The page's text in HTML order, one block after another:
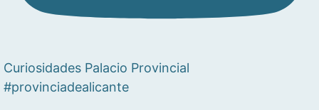
Curiosidades Palacio Provincial
#provinciadealicante